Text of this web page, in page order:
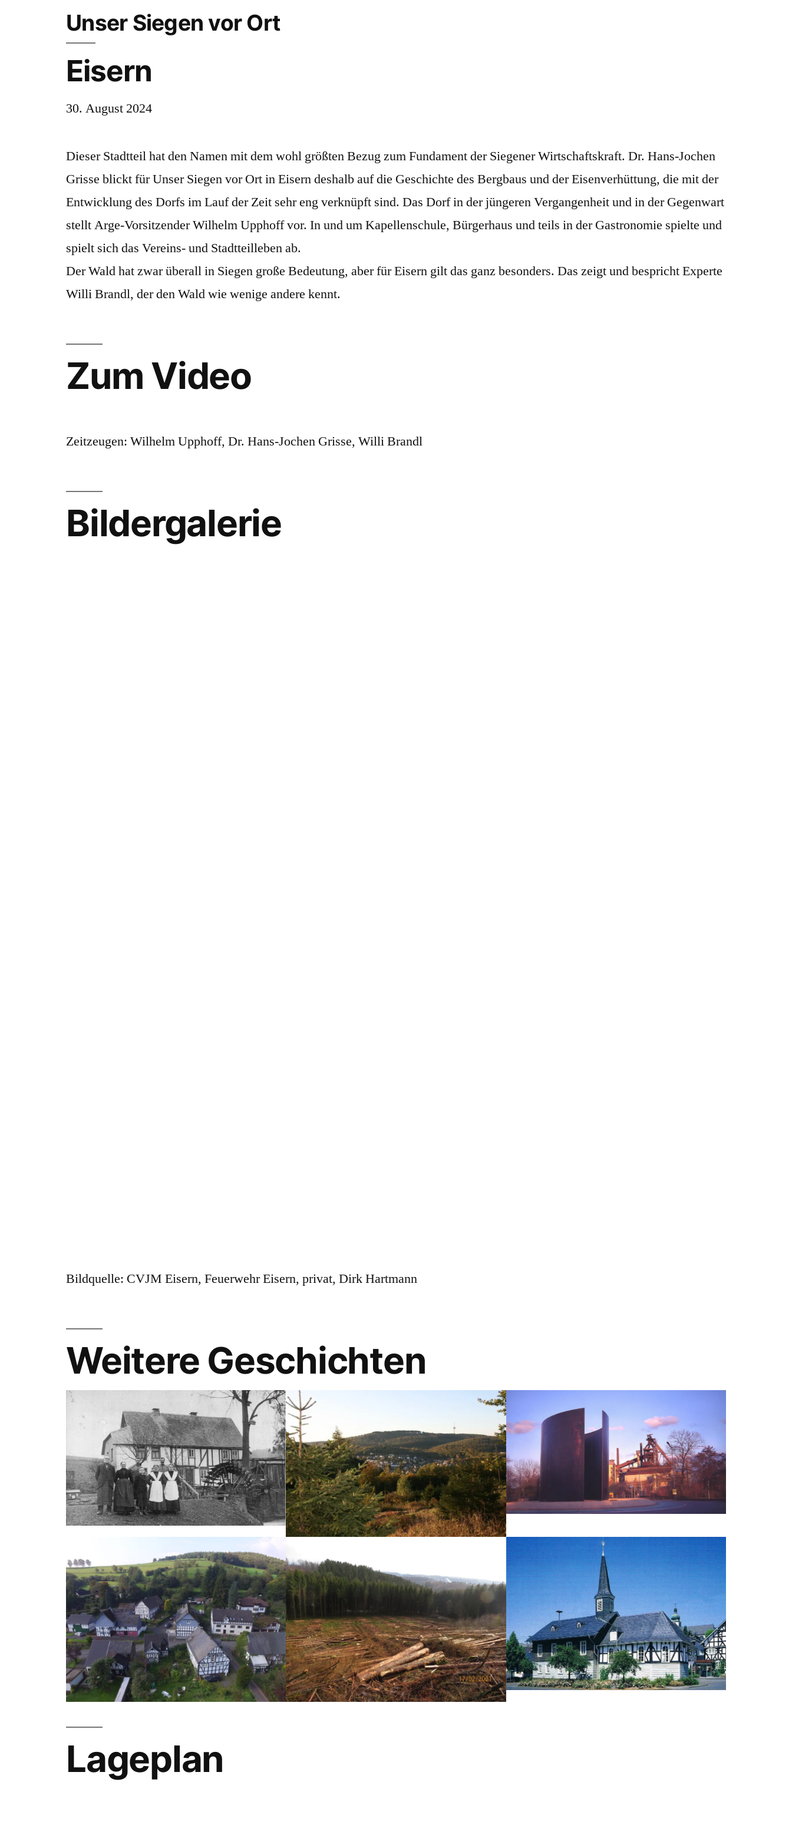
Unser Siegen vor Ort
Eisern
30. August 2024
Dieser Stadtteil hat den Namen mit dem wohl größten Bezug zum Fundament der Siegener Wirtschaftskraft. Dr. Hans-Jochen
Grisse blickt für Unser Siegen vor Ort in Eisern deshalb auf die Geschichte des Bergbaus und der Eisenverhüttung, die mit der
Entwicklung des Dorfs im Lauf der Zeit sehr eng verknüpft sind. Das Dorf in der jüngeren Vergangenheit und in der Gegenwart
stellt Arge-Vorsitzender Wilhelm Upphoff vor. In und um Kapellenschule, Bürgerhaus und teils in der Gastronomie spielte und
spielt sich das Vereins- und Stadtteilleben ab.
Der Wald hat zwar überall in Siegen große Bedeutung, aber für Eisern gilt das ganz besonders. Das zeigt und bespricht Experte
Willi Brandl, der den Wald wie wenige andere kennt.
Zum Video
Zeitzeugen: Wilhelm Upphoff, Dr. Hans-Jochen Grisse, Willi Brandl
Bildergalerie
Bildquelle: CVJM Eisern, Feuerwehr Eisern, privat, Dirk Hartmann
Weitere Geschichten
Lageplan